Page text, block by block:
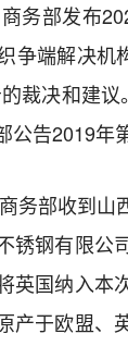
务部发布
争端解决机
裁决和建议。
公告2019年
务部收到山
锈钢有限公
英国纳入本
于欧盟、